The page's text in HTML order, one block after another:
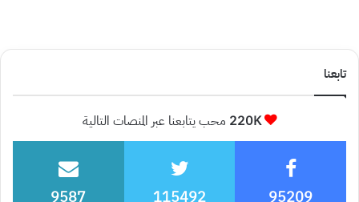
تابعنا
220K محب يتابعنا عبر المنصات التالية
95209
115492
9587